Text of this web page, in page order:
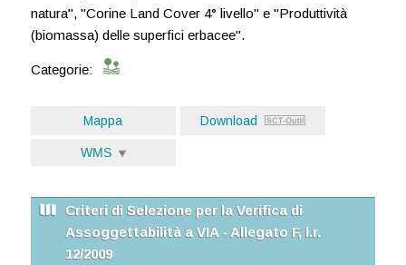
natura", "Corine Land Cover 4° livello" e "Produttività
(biomassa) delle superfici erbacee".
Categorie:
Mappa Download
WMS
Criteri di Selezione per la Verifica di
Assoggettabilità a VIA - Allegato F, l.r.
12/2009